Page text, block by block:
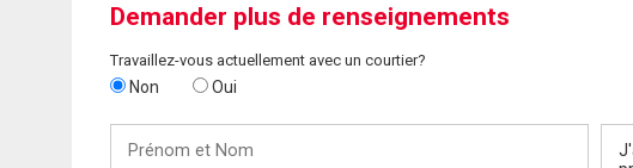
Demander plus de renseignements
Travaillez-vous actuellement avec un courtier?
Non Oui